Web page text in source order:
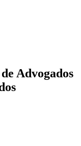
Advogados